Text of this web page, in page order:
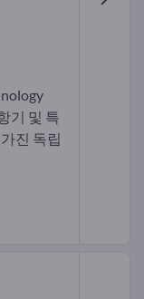
기 및 특
진 독립